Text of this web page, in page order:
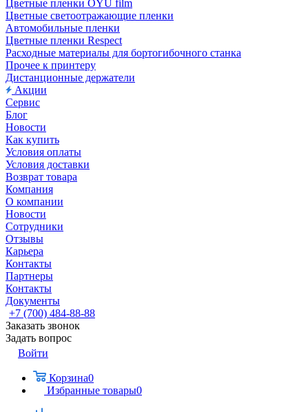
Цветные пленки OYU film
Цветные светоотражающие пленки
Автомобильные пленки
Цветные пленки Respect
Расходные материалы для бортогибочного станка
Прочее к принтеру
Дистанционные держатели
Акции
Сервис
Блог
Новости
Как купить
Условия оплаты
Условия доставки
Возврат товара
Компания
О компании
Новости
Сотрудники
Отзывы
Карьера
Контакты
Партнеры
Контакты
Документы
+7 (700) 484-88-88
Заказать звонок
Задать вопрос
Войти
Корзина0
Избранные товары0